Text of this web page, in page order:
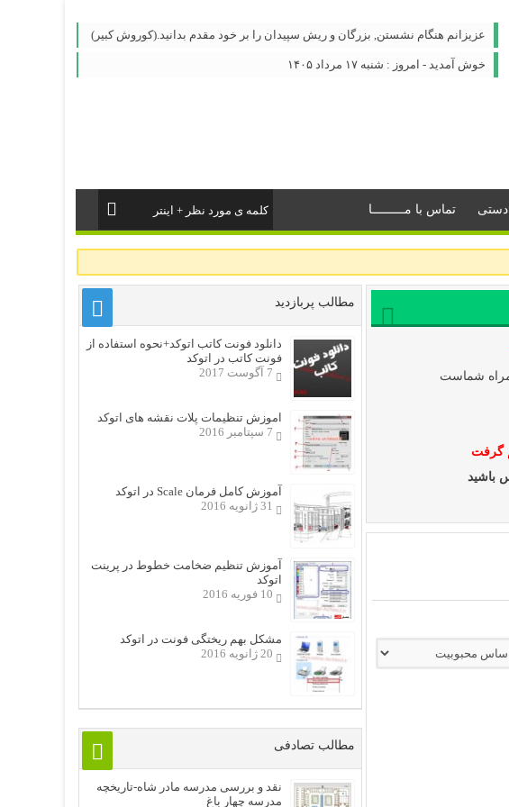
عزیزانم هنگام نشستن, بزرگان و ریش سپیدان را بر خود مقدم بدانید.(کوروش کبیر)
خوش آمدید - امروز : شنبه ۱۷ مرداد ۱۴۰۵
دستی تماس با مـــــــــا
شماست
گرفت
باشید
مطالب پربازدید
دانلود فونت کاتب اتوکد+نحوه استفاده از
فونت کاتب در اتوکد
7 آگوست 2017
اموزش تنظیمات پلات نقشه های اتوکد
7 سپتامبر 2016
آموزش کامل فرمان Scale در اتوکد
31 ژانویه 2016
آموزش تنظیم ضخامت خطوط در پرینت
اتوکد
10 فوریه 2016
مشکل بهم ریختگی فونت در اتوکد
20 ژانویه 2016
مطالب تصادفی
نقد و بررسی مدرسه مادر شاه-تاریخچه
مدرسه چهار باغ